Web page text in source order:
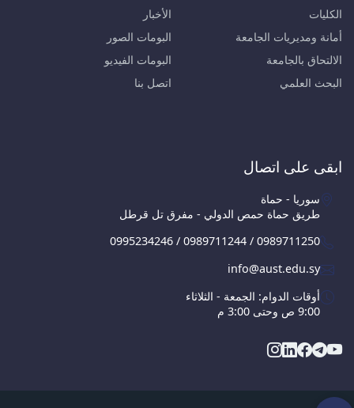
الكليات
أمانة ومديريات الجامعة
الالتحاق بالجامعة
البحث العلمي
الأخبار
البومات الصور
البومات الفيديو
اتصل بنا
ابقى على اتصال
سوريا - حماة
طريق حماة حمص الدولي - مفرق تل قرطل
0995234246 / 0989711244 / 0989711250
info@aust.edu.sy
أوقات الدوام: الجمعة - الثلاثاء
9:00 ص وحتى 3:00 م